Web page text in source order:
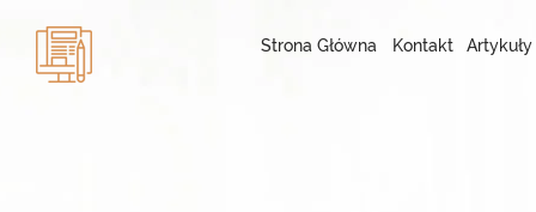
Strona Główna Kontakt Artykuły